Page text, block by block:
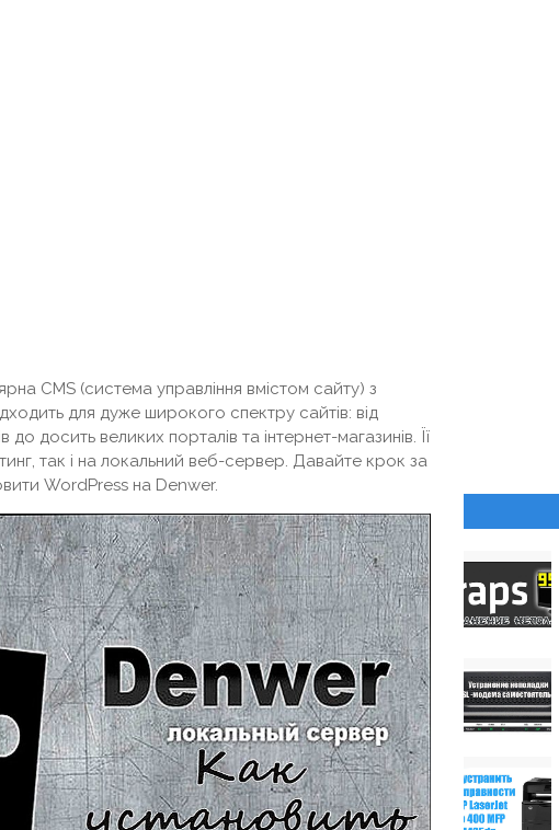
CMS (система управління вмістом сайту) з
для дуже широкого спектру сайтів: від
досить великих порталів та інтернет-магазинів. Її
так і на локальний веб-сервер. Давайте крок за
WordPress на Denwer.